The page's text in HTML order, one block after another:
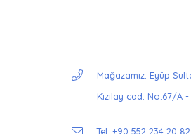
Mağazamız: Eyüp
Kızılay cad. No:67/A
Tel: +90 552 234 20 82